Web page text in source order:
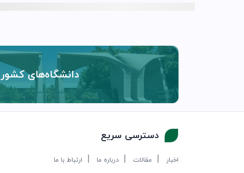
دانشگاه‌های کشور
دسترسی سریع
اخبار مقالات درباره ما ارتباط با ما